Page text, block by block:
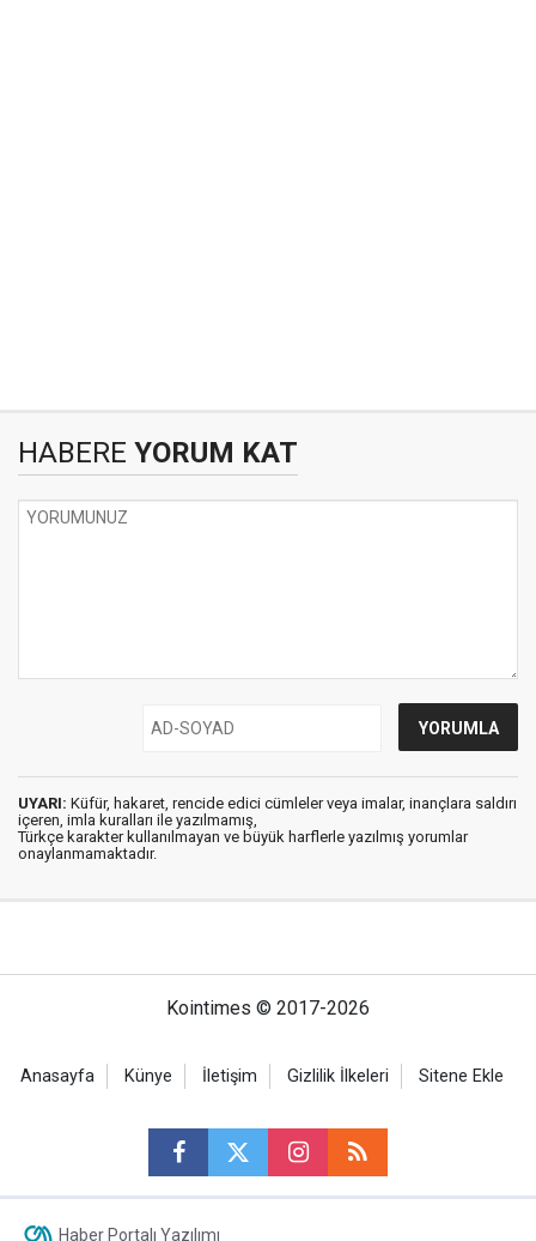
HABERE YORUM KAT
UYARI: Küfür, hakaret, rencide edici cümleler veya imalar, inançlara saldırı
içeren, imla kuralları ile yazılmamış,
Türkçe karakter kullanılmayan ve büyük harflerle yazılmış yorumlar
onaylanmamaktadır.
Kointimes © 2017-2026
Anasayfa Künye İletişim Gizlilik İlkeleri Sitene Ekle
Haber Portalı Yazılımı